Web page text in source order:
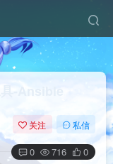
-Ansible
关注 私信
0 716 0